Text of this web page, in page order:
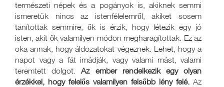
természeti népek és a pogányok is, akiknek semmi
ismeretük nincs az istenfélelemről, akiket sosem
tanítottak semmire, ők is érzik, hogy létezik egy jó
isten, akit ők valamilyen módon megharagítottak. Ez az
oka annak, hogy áldozatokat végeznek. Lehet, hogy a
napot vagy a fát imádják, vagy valami mást, valami
teremtett dolgot.Az ember rendelkezik egy olyan
érzékkel, hogy felelős valamilyen felsőbb lény felé. Az